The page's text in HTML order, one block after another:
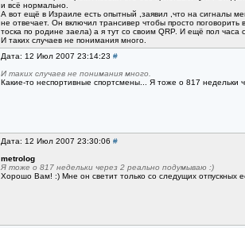
и всё нормально.
А вот ещё в Израиле есть опытный ,заявил ,что на сигналы
не отвечает. Он включил трансивер чтобы просто
тоска по родине заела) а я тут со своим QRP. И ещё пол часа
И таких случаев не понимания много.
Дата: 12 Июл 2007 23:14:23 #
И таких случаев не понимания много.
Какие-то неспортивные спортсмены... Я тоже о 817 недельки
Дата: 12 Июл 2007 23:30:06 #
metrolog
Я тоже о 817 недельки через 2 реально подумываю :)
Хорошо Вам! :) Мне он светит только со следущих отпускных